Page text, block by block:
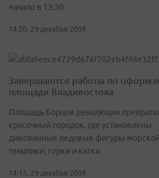
начало в 13:30
14:20, 29 декабря 2009
Завершаются работы по
площади Владивостока
Площадь Борцов революции
красочный городок, где установлены
диковинные ледовые фигуры морской
тематики, горки и катки
14:15, 29 декабря 2009